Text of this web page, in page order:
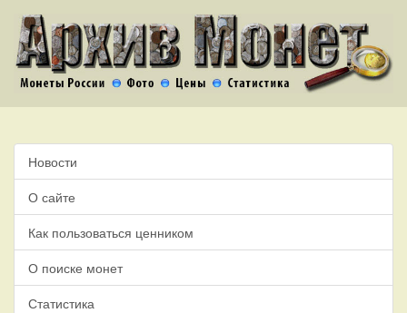
Новости
О сайте
Как пользоваться ценником
О поиске монет
Статистика